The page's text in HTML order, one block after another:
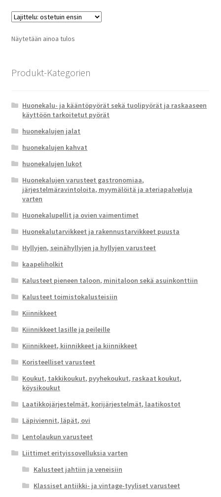
Näytetään ainoa tulos
Produkt-Kategorien
Huonekalu- ja kääntöpyörät sekä tuolipyörät ja raskaaseen
käyttöön tarkoitetut pyörät
huonekalujen jalat
huonekalujen kahvat
huonekalujen lukot
Huonekalujen varusteet gastronomiaa,
järjestelmäravintoloita, myymälöitä ja ateriapalveluja
varten
Huonekalupellit ja ovien vaimentimet
Huonekalutarvikkeet ja rakennustarvikkeet puusta
Hyllyjen, seinähyllyjen ja hyllyjen varusteet
kaapeliholkit
Kalusteet pieneen taloon, minitaloon sekä asuinkonttiin
Kalusteet toimistokalusteisiin
Kiinnikkeet
Kiinnikkeet lasille ja peileille
Kiinnikkeet, kiinnikkeet ja kiinnikkeet
Koristeelliset varusteet
Koukut, takkikoukut, pyyhekoukut, raskaat koukut,
köysikoukut
Laatikkojärjestelmät, korijärjestelmät, laatikostot
Läpiviennit, läpät, ovi
Lentolaukun varusteet
Liittimet erityissovelluksia varten
Kalusteet jahtiin ja veneisiin
Klassiset antiikki- ja vintage-tyyliset varusteet